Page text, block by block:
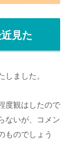
見た
しました。
度観はしたので
ないが、コメン
ものでしょう